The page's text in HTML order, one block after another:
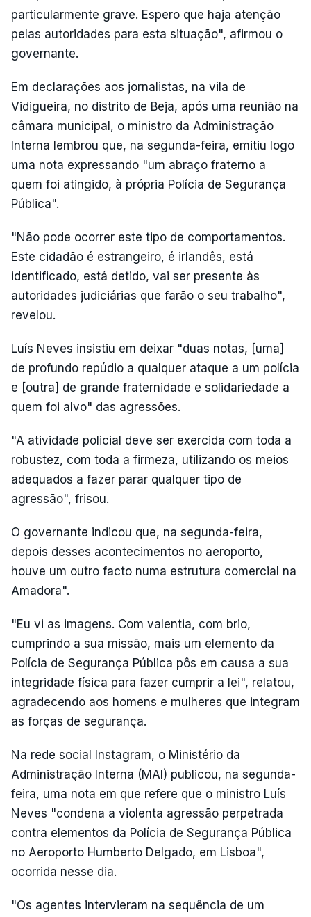
particularmente grave. Espero que haja atenção
pelas autoridades para esta situação", afirmou o
governante.
Em declarações aos jornalistas, na vila de
Vidigueira, no distrito de Beja, após uma reunião na
câmara municipal, o ministro da Administração
Interna lembrou que, na segunda-feira, emitiu logo
uma nota expressando "um abraço fraterno a
quem foi atingido, à própria Polícia de Segurança
Pública".
"Não pode ocorrer este tipo de comportamentos.
Este cidadão é estrangeiro, é irlandês, está
identificado, está detido, vai ser presente às
autoridades judiciárias que farão o seu trabalho",
revelou.
Luís Neves insistiu em deixar "duas notas, [uma]
de profundo repúdio a qualquer ataque a um polícia
e [outra] de grande fraternidade e solidariedade a
quem foi alvo" das agressões.
"A atividade policial deve ser exercida com toda a
robustez, com toda a firmeza, utilizando os meios
adequados a fazer parar qualquer tipo de
agressão", frisou.
O governante indicou que, na segunda-feira,
depois desses acontecimentos no aeroporto,
houve um outro facto numa estrutura comercial na
Amadora".
"Eu vi as imagens. Com valentia, com brio,
cumprindo a sua missão, mais um elemento da
Polícia de Segurança Pública pôs em causa a sua
integridade física para fazer cumprir a lei", relatou,
agradecendo aos homens e mulheres que integram
as forças de segurança.
Na rede social Instagram, o Ministério da
Administração Interna (MAI) publicou, na segunda-
feira, uma nota em que refere que o ministro Luís
Neves "condena a violenta agressão perpetrada
contra elementos da Polícia de Segurança Pública
no Aeroporto Humberto Delgado, em Lisboa",
ocorrida nesse dia.
"Os agentes intervieram na sequência de um